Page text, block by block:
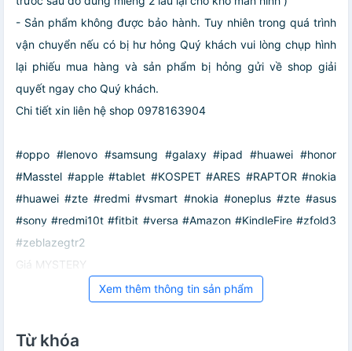
- Sản phẩm không được bảo hành. Tuy nhiên trong quá trình
vận chuyển nếu có bị hư hỏng Quý khách vui lòng chụp hình
lại phiếu mua hàng và sản phẩm bị hỏng gửi về shop giải
quyết ngay cho Quý khách.
Chi tiết xin liên hệ shop 0978163904
#oppo #lenovo #samsung #galaxy #ipad #huawei #honor
#Masstel #apple #tablet #KOSPET #ARES #RAPTOR #nokia
#huawei #zte #redmi #vsmart #nokia #oneplus #zte #asus
#sony #redmi10t #fitbit #versa #Amazon #KindleFire #zfold3
#zeblazegtr2
Giá MYSTERY
Xem thêm thông tin sản phẩm
Từ khóa